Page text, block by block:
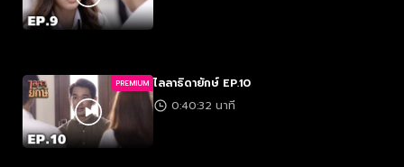
PREMIUM ไลลาธิดายักษ์ EP.10
0:40:32 นาที